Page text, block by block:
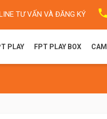
TƯ VẤN VÀ ĐĂNG KÝ
PLAY FPT PLAY BOX